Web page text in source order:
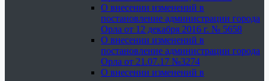
О внесении изменений в
постановление администрации города
Орла от 12 декабря 2016 г. № 5658
О внесении изменений в
постановление администрации города
Орла от 21.07.17 №3274
О внесении изменений в